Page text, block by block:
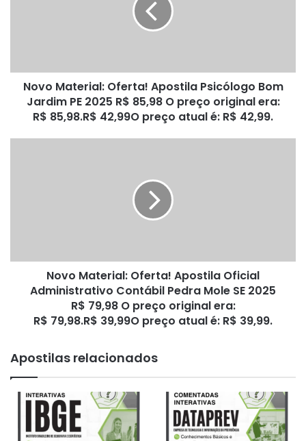
2025
R$ 85,98
preço
era:
Novo Material: Oferta! Apostila Psicólogo Bom
Jardim PE 2025 R$ 85,98 O preço original era:
R$ 85,98.R$ 42,99O preço atual é: R$ 42,99.
Mole
era:
R$ 79,98.R$ 39,99O
atual
R$ 39,99.
Novo Material: Oferta! Apostila Oficial
Administrativo Contábil Pedra Mole SE 2025
R$ 79,98 O preço original era:
R$ 79,98.R$ 39,99O preço atual é: R$ 39,99.
Apostilas relacionados